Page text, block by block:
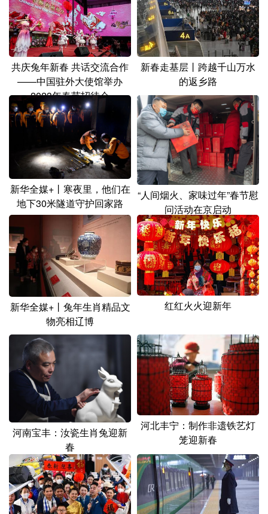
广东 广西 海南 重庆
四川 贵州 云南 西藏
陕西 甘肃 青海 宁夏
新疆 内蒙古
多语种频道
English Español Français عربى
Русский язык 日本語 한국어
Deutsch Português
共庆兔年新春 共话交流合作
——中国驻外大使馆举办
2023年春节招待会
新春走基层丨跨越千山万水
的返乡路
新华全媒+丨寒夜里，他们在
地下30米隧道守护回家路
“人间烟火、家味过年”春节慰
问活动在京启动
新华全媒+丨兔年生肖精品文
物亮相辽博
红红火火迎新年
河南宝丰：汝瓷生肖兔迎新
春
河北丰宁：制作非遗铁艺灯
笼迎新春